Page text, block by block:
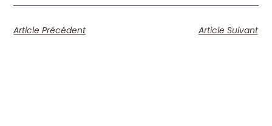
Article Précédent Article Suivant